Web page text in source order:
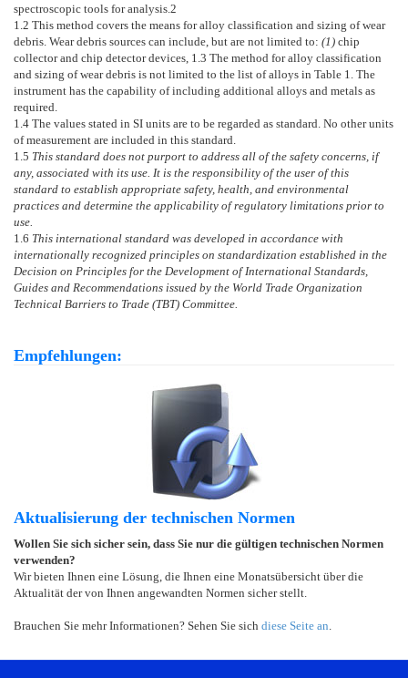
spectroscopic tools for analysis. 2
1.2 This method covers the means for alloy classification and sizing of wear
debris. Wear debris sources can include, but are not limited to: (1) chip
collector and chip detector devices, 1.3 The method for alloy classification
and sizing of wear debris is not limited to the list of alloys in Table 1 . The
instrument has the capability of including additional alloys and metals as
required.
1.4 The values stated in SI units are to be regarded as standard. No other units
of measurement are included in this standard.
1.5 This standard does not purport to address all of the safety concerns, if
any, associated with its use. It is the responsibility of the user of this
standard to establish appropriate safety, health, and environmental
practices and determine the applicability of regulatory limitations prior to
use.
1.6 This international standard was developed in accordance with
internationally recognized principles on standardization established in the
Decision on Principles for the Development of International Standards,
Guides and Recommendations issued by the World Trade Organization
Technical Barriers to Trade (TBT) Committee.
Empfehlungen:
Aktualisierung der technischen Normen
Wollen Sie sich sicher sein, dass Sie nur die gültigen technischen Normen
verwenden?
Wir bieten Ihnen eine Lösung, die Ihnen eine Monatsübersicht über die
Aktualität der von Ihnen angewandten Normen sicher stellt.
Brauchen Sie mehr Informationen? Sehen Sie sich diese Seite an